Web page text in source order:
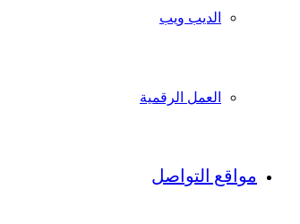
الديب ويب
العمل الرقمية
مواقع التواصل